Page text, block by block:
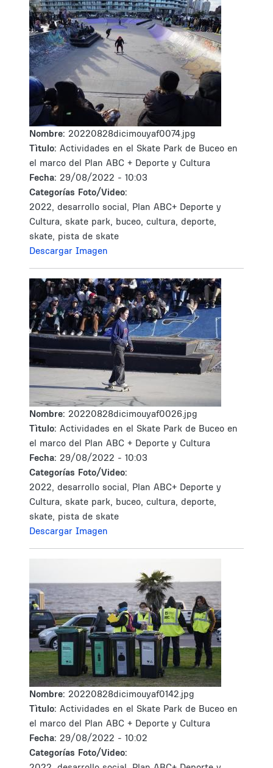
Nombre: 20220828dicimouyaf0074.jpg
Tìtulo: Actividades en el Skate Park de Buceo en
el marco del Plan ABC + Deporte y Cultura
Fecha: 29/08/2022 - 10:03
Categorías Foto/Video:
2022, desarrollo social, Plan ABC+ Deporte y
Cultura, skate park, buceo, cultura, deporte,
skate, pista de skate
Descargar Imagen
Nombre: 20220828dicimouyaf0026.jpg
Tìtulo: Actividades en el Skate Park de Buceo en
el marco del Plan ABC + Deporte y Cultura
Fecha: 29/08/2022 - 10:03
Categorías Foto/Video:
2022, desarrollo social, Plan ABC+ Deporte y
Cultura, skate park, buceo, cultura, deporte,
skate, pista de skate
Descargar Imagen
Nombre: 20220828dicimouyaf0142.jpg
Tìtulo: Actividades en el Skate Park de Buceo en
el marco del Plan ABC + Deporte y Cultura
Fecha: 29/08/2022 - 10:02
Categorías Foto/Video: